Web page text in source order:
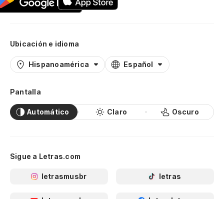
Ubicación e idioma
Hispanoamérica Español
Pantalla
Automático Claro Oscuro
Sigue a Letras.com
letrasmusbr letras